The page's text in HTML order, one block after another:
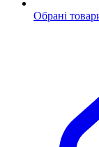
Обрані